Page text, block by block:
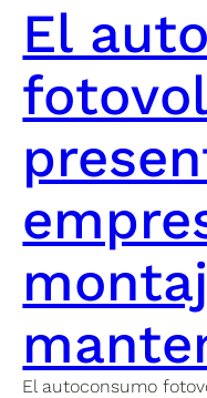
El
El autoconsumo